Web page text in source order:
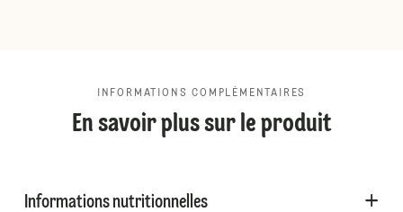
INFORMATIONS COMPLÉMENTAIRES
En savoir plus sur le produit
Informations nutritionnelles